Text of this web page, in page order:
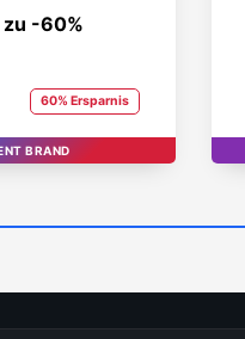
-60%
60% Ersparnis
BRAND